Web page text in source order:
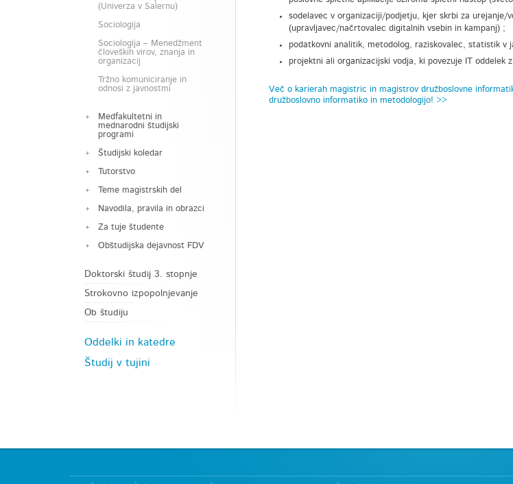
(Univerza v Salernu)
Sociologija
Sociologija – Menedžment
človeških virov, znanja in
organizacij
Tržno komuniciranje in
odnosi z javnostmi
Medfakultetni in
mednarodni študijski
programi
Študijski koledar
Tutorstvo
Teme magistrskih del
Navodila, pravila in obrazci
Za tuje študente
Obštudijska dejavnost FDV
Doktorski študij 3. stopnje
Strokovno izpopolnjevanje
Ob študiju
Oddelki in katedre
Študij v tujini
sodelavec v organizaciji/podjetju, kjer skrbi za
(upravljavec/načrtovalec digitalnih vsebin in kampanj) ;
podatkovni analitik, metodolog, raziskovalec, statistik v
projektni ali organizacijski vodja, ki povezuje IT
Več o karierah magistric in magistrov družboslovne
družboslovno informatiko in metodologijo! >>